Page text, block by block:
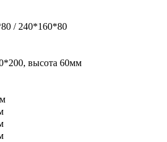
/ 240*160*80
высота 60мм